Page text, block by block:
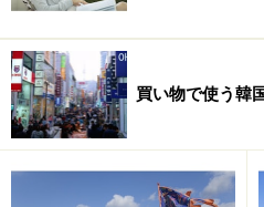
こと。日本人ということはパ
かってもらえるので、東京か
ど、都道府県名、都市名で言
ですね。日本に興味を持っ
学をしたことがある、知り
買い物で使う韓